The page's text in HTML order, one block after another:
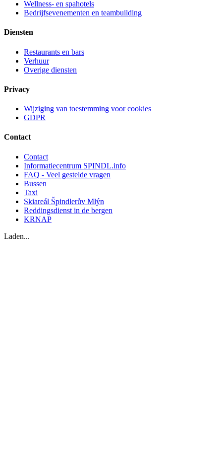
Wellness- en spahotels
Bedrijfsevenementen en teambuilding
Diensten
Restaurants en bars
Verhuur
Overige diensten
Privacy
Wijziging van toestemming voor cookies
GDPR
Contact
Contact
Informatiecentrum SPINDL.info
FAQ - Veel gestelde vragen
Bussen
Taxi
Skiareál Špindlerův Mlýn
Reddingsdienst in de bergen
KRNAP
Laden...